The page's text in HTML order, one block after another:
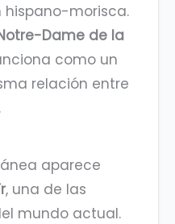
hispano-morisca.
Dame de la
como un
relación entre
aparece
, una de las
mundo actual.